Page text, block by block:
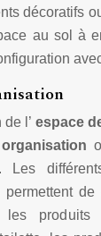
décoratifs
au sol à
l’ espace
organisation
. Les
les